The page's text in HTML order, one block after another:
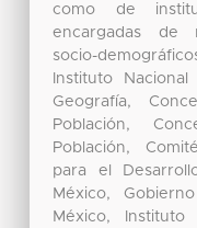
como de
encargadas de
socio-
Instituto
Geografía,
Población,
Población,
para el
México,
México,